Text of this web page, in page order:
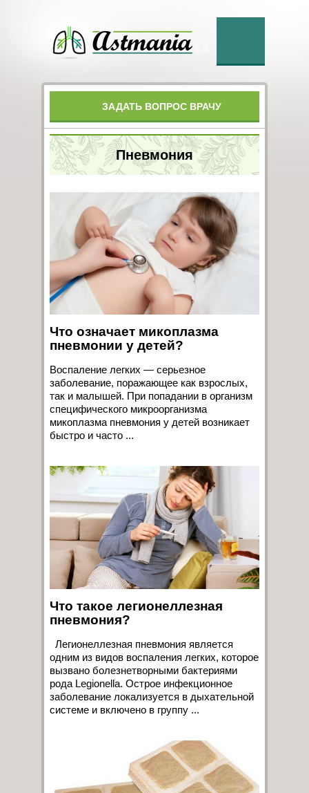
ЗАДАТЬ ВОПРОС ВРАЧУ
Пневмония
Что означает микоплазма
пневмонии у детей?
Воспаление легких — серьезное
заболевание, поражающее как взрослых,
так и малышей. При попадании в организм
специфического микроорганизма
микоплазма пневмония у детей возникает
быстро и часто ...
Что такое легионеллезная
пневмония?
Легионеллезная пневмония является
одним из видов воспаления легких, которое
вызвано болезнетворными бактериями
рода Legionella. Острое инфекционное
заболевание локализуется в дыхательной
системе и включено в группу ...